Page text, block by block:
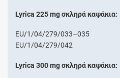
Lyrica 225 mg σκληρά καψάκια:
EU/1/04/279/033–035
EU/1/04/279/042
Lyrica 300 mg σκληρά καψάκια: